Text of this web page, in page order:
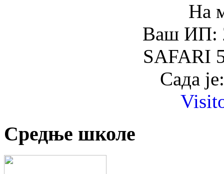
На
Ваш ИП:
SAFARI
Сада
Средње школе